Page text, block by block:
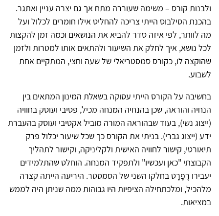
ולבנות קורס – משימה שעוררה מתח אך גם יצרה עניין ואתגר.
בהכנת הסילבוס הייתי צריכה להחליט אילו חומרים לכלול ועל
מה לוותר, לפי איזה סדר להביא את הנושאים וכמה זמן להקצות
לכל נושא, איך לחלק את השיעור ולהתאים אותו למטרות ולזמן
שהוקצה לו, כקורס סמסטריאלי של שעה וחצי, המתקיים אחת
לשבוע.
בחשיבה על הקורס הייתי עסוקה בשאלת המינון המתאים בין
הנחיה והוראה, שכן בהנחיה המנחה מכיל, פסיבי ועוסק בחוויה
(ייצוג נשי), בעוד שבהוראה המורה מוביל אקטיבי ועוסק בהעברת
ידע (ייצוג גברי). בניתי את הקורס כך שכל שיעור יכלול פרק
תיאורטי, קישור לחוויה האישית ולקליניקה, וקישור לתהליך
הקבוצתי "כאן ועכשיו" ולתפקיד המנחה. הוחלט שהתלמידים
יעבירו רֶפֶרָט בחלקו השני של הסמסטר. היריעה הייתה קצרה
מלהכיל, ומלכתחילה הציפיות היו גבוהות ממה שניתן היה לממש
במציאות.